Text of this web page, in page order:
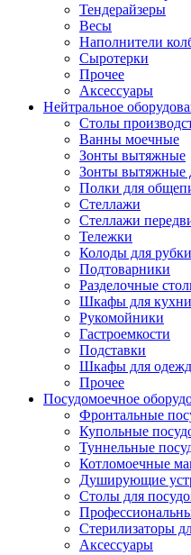
Тендерайзеры
Весы
Наполнители
Сыротерки
Прочее
Аксессуары
Нейтральное
Столы
Ванны моечные
Зонты вытяжные
Зонты вытяжные
Полки для
Стеллажи
Стеллажи
Тележки
Колоды для
Подтоварники
Разделочные
Шкафы для кухни
Рукомойники
Гастроемкости
Подставки
Шкафы для
Прочее
Посудомоечное
Фронтальные
Купольные
Туннельные
Котломоечные
Душирующие
Столы для
Стерилизаторы
Аксессуары